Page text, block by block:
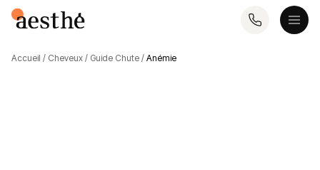
Accueil / Cheveux / Guide Chute / Anémie